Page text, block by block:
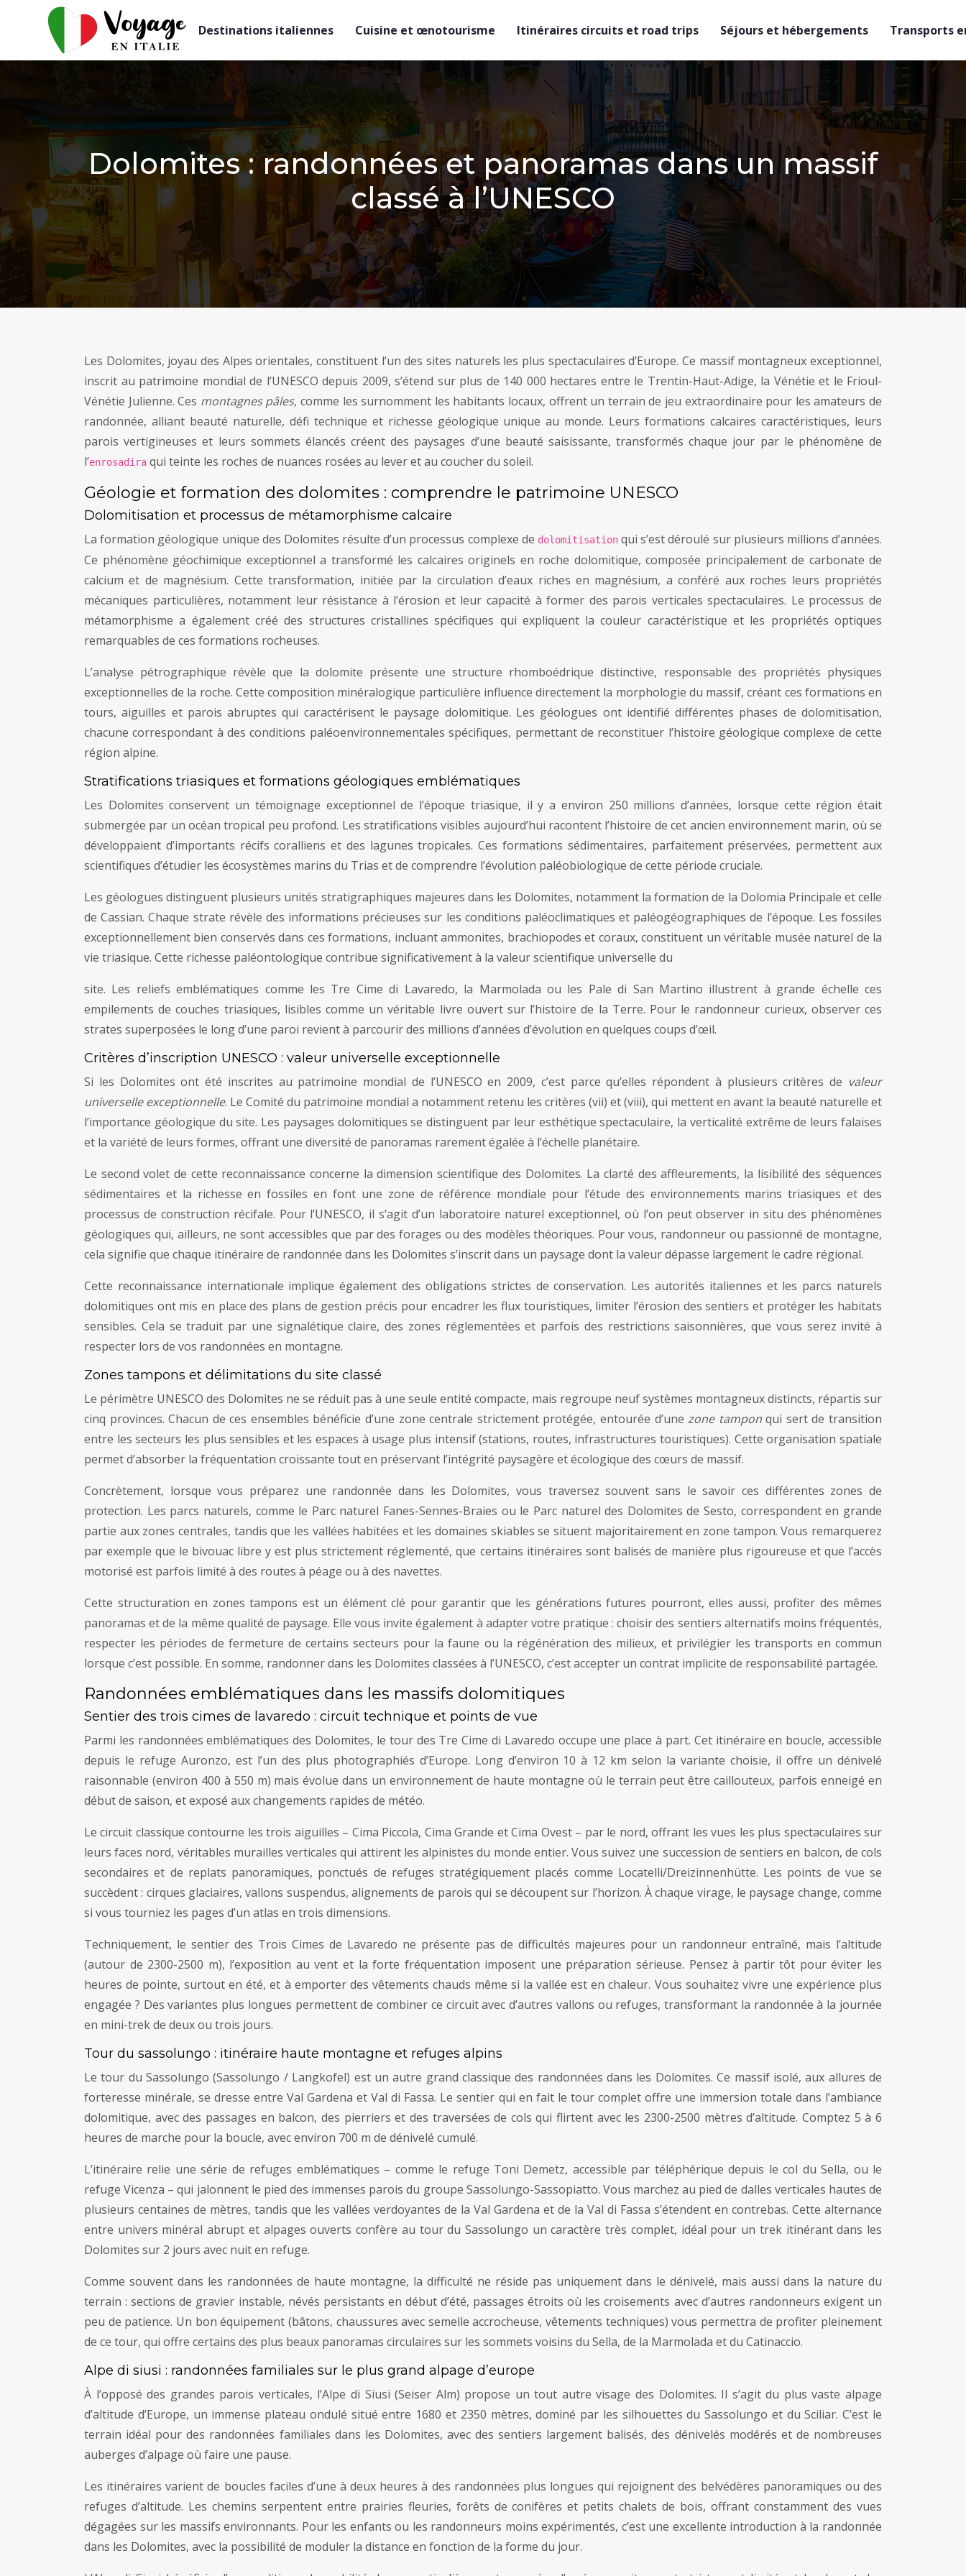
Destinations italiennes Cuisine et œnotourisme Itinéraires circuits et road trips Séjours et hébergements Transports
Dolomites : randonnées et panoramas dans un massif
classé à l’UNESCO
Les Dolomites, joyau des Alpes orientales, constituent l’un des sites naturels les plus spectaculaires d’Europe. Ce massif montagneux exceptionnel,
inscrit au patrimoine mondial de l’UNESCO depuis 2009, s’étend sur plus de 140 000 hectares entre le Trentin-Haut-Adige, la Vénétie et le Frioul-
Vénétie Julienne. Ces montagnes pâles, comme les surnomment les habitants locaux, offrent un terrain de jeu extraordinaire pour les amateurs de
randonnée, alliant beauté naturelle, défi technique et richesse géologique unique au monde. Leurs formations calcaires caractéristiques, leurs
parois vertigineuses et leurs sommets élancés créent des paysages d’une beauté saisissante, transformés chaque jour par le phénomène de
l’enrosadira qui teinte les roches de nuances rosées au lever et au coucher du soleil.
Géologie et formation des dolomites : comprendre le patrimoine UNESCO
Dolomitisation et processus de métamorphisme calcaire
La formation géologique unique des Dolomites résulte d’un processus complexe de dolomitisationqui s’est déroulé sur plusieurs millions d’années.
Ce phénomène géochimique exceptionnel a transformé les calcaires originels en roche dolomitique, composée principalement de carbonate de
calcium et de magnésium. Cette transformation, initiée par la circulation d’eaux riches en magnésium, a conféré aux roches leurs propriétés
mécaniques particulières, notamment leur résistance à l’érosion et leur capacité à former des parois verticales spectaculaires. Le processus de
métamorphisme a également créé des structures cristallines spécifiques qui expliquent la couleur caractéristique et les propriétés optiques
remarquables de ces formations rocheuses.
L’analyse pétrographique révèle que la dolomite présente une structure rhomboédrique distinctive, responsable des propriétés physiques
exceptionnelles de la roche. Cette composition minéralogique particulière influence directement la morphologie du massif, créant ces formations en
tours, aiguilles et parois abruptes qui caractérisent le paysage dolomitique. Les géologues ont identifié différentes phases de dolomitisation,
chacune correspondant à des conditions paléoenvironnementales spécifiques, permettant de reconstituer l’histoire géologique complexe de cette
région alpine.
Stratifications triasiques et formations géologiques emblématiques
Les Dolomites conservent un témoignage exceptionnel de l’époque triasique, il y a environ 250 millions d’années, lorsque cette région était
submergée par un océan tropical peu profond. Les stratifications visibles aujourd’hui racontent l’histoire de cet ancien environnement marin, où se
développaient d’importants récifs coralliens et des lagunes tropicales. Ces formations sédimentaires, parfaitement préservées, permettent aux
scientifiques d’étudier les écosystèmes marins du Trias et de comprendre l’évolution paléobiologique de cette période cruciale.
Les géologues distinguent plusieurs unités stratigraphiques majeures dans les Dolomites, notamment la formation de la Dolomia Principale et celle
de Cassian. Chaque strate révèle des informations précieuses sur les conditions paléoclimatiques et paléogéographiques de l’époque. Les fossiles
exceptionnellement bien conservés dans ces formations, incluant ammonites, brachiopodes et coraux, constituent un véritable musée naturel de la
vie triasique. Cette richesse paléontologique contribue significativement à la valeur scientifique universelle du
site. Les reliefs emblématiques comme les Tre Cime di Lavaredo, la Marmolada ou les Pale di San Martino illustrent à grande échelle ces
empilements de couches triasiques, lisibles comme un véritable livre ouvert sur l’histoire de la Terre. Pour le randonneur curieux, observer ces
strates superposées le long d’une paroi revient à parcourir des millions d’années d’évolution en quelques coups d’œil.
Critères d’inscription UNESCO : valeur universelle exceptionnelle
Si les Dolomites ont été inscrites au patrimoine mondial de l’UNESCO en 2009, c’est parce qu’elles répondent à plusieurs critères de valeur
universelle exceptionnelle. Le Comité du patrimoine mondial a notamment retenu les critères (vii) et (viii), qui mettent en avant la beauté naturelle et
l’importance géologique du site. Les paysages dolomitiques se distinguent par leur esthétique spectaculaire, la verticalité extrême de leurs falaises
et la variété de leurs formes, offrant une diversité de panoramas rarement égalée à l’échelle planétaire.
Le second volet de cette reconnaissance concerne la dimension scientifique des Dolomites. La clarté des affleurements, la lisibilité des séquences
sédimentaires et la richesse en fossiles en font une zone de référence mondiale pour l’étude des environnements marins triasiques et des
processus de construction récifale. Pour l’UNESCO, il s’agit d’un laboratoire naturel exceptionnel, où l’on peut observer in situ des phénomènes
géologiques qui, ailleurs, ne sont accessibles que par des forages ou des modèles théoriques. Pour vous, randonneur ou passionné de montagne,
cela signifie que chaque itinéraire de randonnée dans les Dolomites s’inscrit dans un paysage dont la valeur dépasse largement le cadre régional.
Cette reconnaissance internationale implique également des obligations strictes de conservation. Les autorités italiennes et les parcs naturels
dolomitiques ont mis en place des plans de gestion précis pour encadrer les flux touristiques, limiter l’érosion des sentiers et protéger les habitats
sensibles. Cela se traduit par une signalétique claire, des zones réglementées et parfois des restrictions saisonnières, que vous serez invité à
respecter lors de vos randonnées en montagne.
Zones tampons et délimitations du site classé
Le périmètre UNESCO des Dolomites ne se réduit pas à une seule entité compacte, mais regroupe neuf systèmes montagneux distincts, répartis sur
cinq provinces. Chacun de ces ensembles bénéficie d’une zone centrale strictement protégée, entourée d’unezone tamponqui sert de transition
entre les secteurs les plus sensibles et les espaces à usage plus intensif (stations, routes, infrastructures touristiques). Cette organisation spatiale
permet d’absorber la fréquentation croissante tout en préservant l’intégrité paysagère et écologique des cœurs de massif.
Concrètement, lorsque vous préparez une randonnée dans les Dolomites, vous traversez souvent sans le savoir ces différentes zones de
protection. Les parcs naturels, comme le Parc naturel Fanes-Sennes-Braies ou le Parc naturel des Dolomites de Sesto, correspondent en grande
partie aux zones centrales, tandis que les vallées habitées et les domaines skiables se situent majoritairement en zone tampon. Vous remarquerez
par exemple que le bivouac libre y est plus strictement réglementé, que certains itinéraires sont balisés de manière plus rigoureuse et que l’accès
motorisé est parfois limité à des routes à péage ou à des navettes.
Cette structuration en zones tampons est un élément clé pour garantir que les générations futures pourront, elles aussi, profiter des mêmes
panoramas et de la même qualité de paysage. Elle vous invite également à adapter votre pratique : choisir des sentiers alternatifs moins fréquentés,
respecter les périodes de fermeture de certains secteurs pour la faune ou la régénération des milieux, et privilégier les transports en commun
lorsque c’est possible. En somme, randonner dans les Dolomites classées à l’UNESCO, c’est accepter un contrat implicite de responsabilité partagée.
Randonnées emblématiques dans les massifs dolomitiques
Sentier des trois cimes de lavaredo : circuit technique et points de vue
Parmi les randonnées emblématiques des Dolomites, le tour des Tre Cime di Lavaredo occupe une place à part. Cet itinéraire en boucle, accessible
depuis le refuge Auronzo, est l’un des plus photographiés d’Europe. Long d’environ 10 à 12 km selon la variante choisie, il offre un dénivelé
raisonnable (environ 400 à 550 m) mais évolue dans un environnement de haute montagne où le terrain peut être caillouteux, parfois enneigé en
début de saison, et exposé aux changements rapides de météo.
Le circuit classique contourne les trois aiguilles – Cima Piccola, Cima Grande et Cima Ovest – par le nord, offrant les vues les plus spectaculaires sur
leurs faces nord, véritables murailles verticales qui attirent les alpinistes du monde entier. Vous suivez une succession de sentiers en balcon, de cols
secondaires et de replats panoramiques, ponctués de refuges stratégiquement placés comme Locatelli/Dreizinnenhütte. Les points de vue se
succèdent : cirques glaciaires, vallons suspendus, alignements de parois qui se découpent sur l’horizon. À chaque virage, le paysage change, comme
si vous tourniez les pages d’un atlas en trois dimensions.
Techniquement, le sentier des Trois Cimes de Lavaredo ne présente pas de difficultés majeures pour un randonneur entraîné, mais l’altitude
(autour de 2300-2500 m), l’exposition au vent et la forte fréquentation imposent une préparation sérieuse. Pensez à partir tôt pour éviter les
heures de pointe, surtout en été, et à emporter des vêtements chauds même si la vallée est en chaleur. Vous souhaitez vivre une expérience plus
engagée ? Des variantes plus longues permettent de combiner ce circuit avec d’autres vallons ou refuges, transformant la randonnée à la journée
en mini-trek de deux ou trois jours.
Tour du sassolungo : itinéraire haute montagne et refuges alpins
Le tour du Sassolungo (Sassolungo / Langkofel) est un autre grand classique des randonnées dans les Dolomites. Ce massif isolé, aux allures de
forteresse minérale, se dresse entre Val Gardena et Val di Fassa. Le sentier qui en fait le tour complet offre une immersion totale dans l’ambiance
dolomitique, avec des passages en balcon, des pierriers et des traversées de cols qui flirtent avec les 2300-2500 mètres d’altitude. Comptez 5 à 6
heures de marche pour la boucle, avec environ 700 m de dénivelé cumulé.
L’itinéraire relie une série de refuges emblématiques – comme le refuge Toni Demetz, accessible par téléphérique depuis le col du Sella, ou le
refuge Vicenza – qui jalonnent le pied des immenses parois du groupe Sassolungo-Sassopiatto. Vous marchez au pied de dalles verticales hautes de
plusieurs centaines de mètres, tandis que les vallées verdoyantes de la Val Gardena et de la Val di Fassa s’étendent en contrebas. Cette alternance
entre univers minéral abrupt et alpages ouverts confère au tour du Sassolungo un caractère très complet, idéal pour un trek itinérant dans les
Dolomites sur 2 jours avec nuit en refuge.
Comme souvent dans les randonnées de haute montagne, la difficulté ne réside pas uniquement dans le dénivelé, mais aussi dans la nature du
terrain : sections de gravier instable, névés persistants en début d’été, passages étroits où les croisements avec d’autres randonneurs exigent un
peu de patience. Un bon équipement (bâtons, chaussures avec semelle accrocheuse, vêtements techniques) vous permettra de profiter pleinement
de ce tour, qui offre certains des plus beaux panoramas circulaires sur les sommets voisins du Sella, de la Marmolada et du Catinaccio.
Alpe di siusi : randonnées familiales sur le plus grand alpage d’europe
À l’opposé des grandes parois verticales, l’Alpe di Siusi (Seiser Alm) propose un tout autre visage des Dolomites. Il s’agit du plus vaste alpage
d’altitude d’Europe, un immense plateau ondulé situé entre 1680 et 2350 mètres, dominé par les silhouettes du Sassolungo et du Sciliar. C’est le
terrain idéal pour des randonnées familiales dans les Dolomites, avec des sentiers largement balisés, des dénivelés modérés et de nombreuses
auberges d’alpage où faire une pause.
Les itinéraires varient de boucles faciles d’une à deux heures à des randonnées plus longues qui rejoignent des belvédères panoramiques ou des
refuges d’altitude. Les chemins serpentent entre prairies fleuries, forêts de conifères et petits chalets de bois, offrant constamment des vues
dégagées sur les massifs environnants. Pour les enfants ou les randonneurs moins expérimentés, c’est une excellente introduction à la randonnée
dans les Dolomites, avec la possibilité de moduler la distance en fonction de la forme du jour.